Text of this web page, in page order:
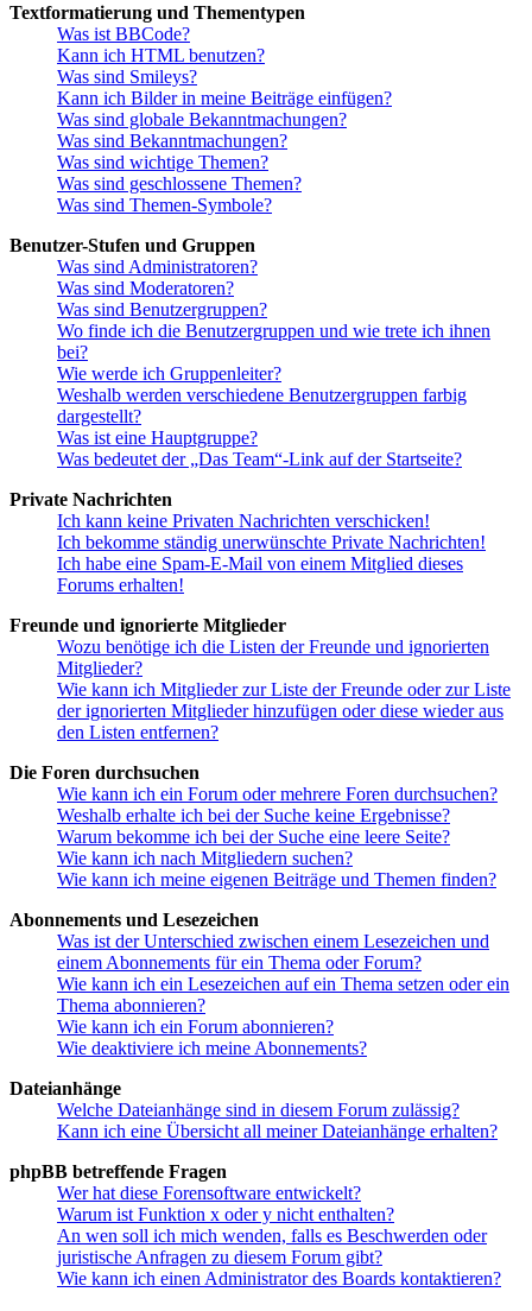
Textformatierung und Thementypen
Was ist BBCode?
Kann ich HTML benutzen?
Was sind Smileys?
Kann ich Bilder in meine Beiträge einfügen?
Was sind globale Bekanntmachungen?
Was sind Bekanntmachungen?
Was sind wichtige Themen?
Was sind geschlossene Themen?
Was sind Themen-Symbole?
Benutzer-Stufen und Gruppen
Was sind Administratoren?
Was sind Moderatoren?
Was sind Benutzergruppen?
Wo finde ich die Benutzergruppen und wie trete ich ihnen
bei?
Wie werde ich Gruppenleiter?
Weshalb werden verschiedene Benutzergruppen farbig
dargestellt?
Was ist eine Hauptgruppe?
Was bedeutet der „Das Team“-Link auf der Startseite?
Private Nachrichten
Ich kann keine Privaten Nachrichten verschicken!
Ich bekomme ständig unerwünschte Private Nachrichten!
Ich habe eine Spam-E-Mail von einem Mitglied dieses
Forums erhalten!
Freunde und ignorierte Mitglieder
Wozu benötige ich die Listen der Freunde und ignorierten
Mitglieder?
Wie kann ich Mitglieder zur Liste der Freunde oder zur Liste
der ignorierten Mitglieder hinzufügen oder diese wieder aus
den Listen entfernen?
Die Foren durchsuchen
Wie kann ich ein Forum oder mehrere Foren durchsuchen?
Weshalb erhalte ich bei der Suche keine Ergebnisse?
Warum bekomme ich bei der Suche eine leere Seite?
Wie kann ich nach Mitgliedern suchen?
Wie kann ich meine eigenen Beiträge und Themen finden?
Abonnements und Lesezeichen
Was ist der Unterschied zwischen einem Lesezeichen und
einem Abonnements für ein Thema oder Forum?
Wie kann ich ein Lesezeichen auf ein Thema setzen oder ein
Thema abonnieren?
Wie kann ich ein Forum abonnieren?
Wie deaktiviere ich meine Abonnements?
Dateianhänge
Welche Dateianhänge sind in diesem Forum zulässig?
Kann ich eine Übersicht all meiner Dateianhänge erhalten?
phpBB betreffende Fragen
Wer hat diese Forensoftware entwickelt?
Warum ist Funktion x oder y nicht enthalten?
An wen soll ich mich wenden, falls es Beschwerden oder
juristische Anfragen zu diesem Forum gibt?
Wie kann ich einen Administrator des Boards kontaktieren?